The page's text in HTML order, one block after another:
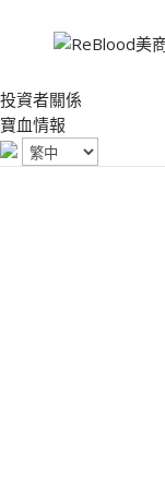
投資者關係
寶血情報